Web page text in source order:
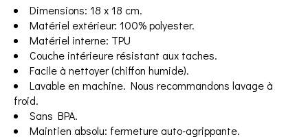
Dimensions: 18 x 18 cm.
Matériel extérieur: 100% polyester.
Matériel interne: TPU
Couche intérieure résistant aux taches.
Facile à nettoyer (chiffon humide).
Lavable en machine. Nous recommandons lavage à
froid.
Sans BPA.
Maintien absolu: fermeture auto-agrippante.